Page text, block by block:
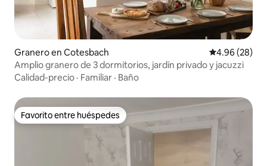
Granero en Cotesbach Calificación
4.96 (28)
Amplio granero de 3 dormitorios, jardín privado y jacuzzi
Calidad-precio · Familiar · Baño
Favorito entre huéspedes
Favorito entre huéspedes